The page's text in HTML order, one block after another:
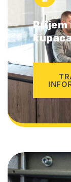
Prijem